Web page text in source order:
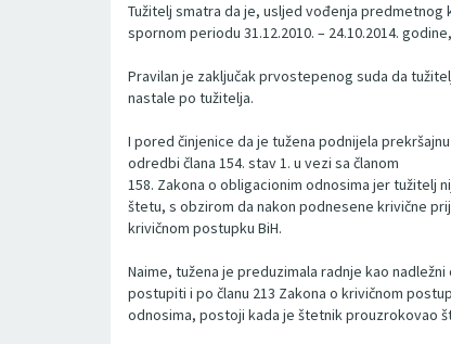
Tužitelj smatra da je, usljed vođenja
spornom periodu 31.12.2010. – 24.10.2014.
Pravilan je zaključak prvostepenog suda da
nastale po tužitelja.
I pored činjenice da je tužena podnijela
odredbi člana 154. stav 1. u vezi sa članom
158. Zakona o obligacionim odnosima jer tužitelj
štetu, s obzirom da nakon podnesene krivične
krivičnom postupku BiH.
Naime, tužena je preduzimala radnje kao
postupiti i po članu 213 Zakona o krivičnom
odnosima, postoji kada je štetnik prouzrokovao